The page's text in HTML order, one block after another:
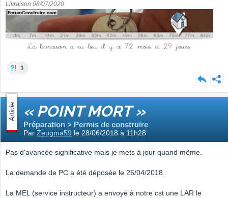
Livraison 08/07/2020
1
Article « POINT MORT »
Préparation > Permis de construire
Par Zeugma59 le 28/06/2018 à 11h28
Pas d'avancée significative mais je mets à jour quand même.
La demande de PC a été déposée le 26/04/2018.
La MEL (service instructeur) a envoyé à notre cst une LAR le